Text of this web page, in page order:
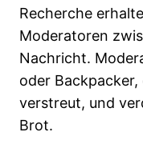
Recherche
Moderatoren
Nachricht.
oder
verstreut, und
Brot.